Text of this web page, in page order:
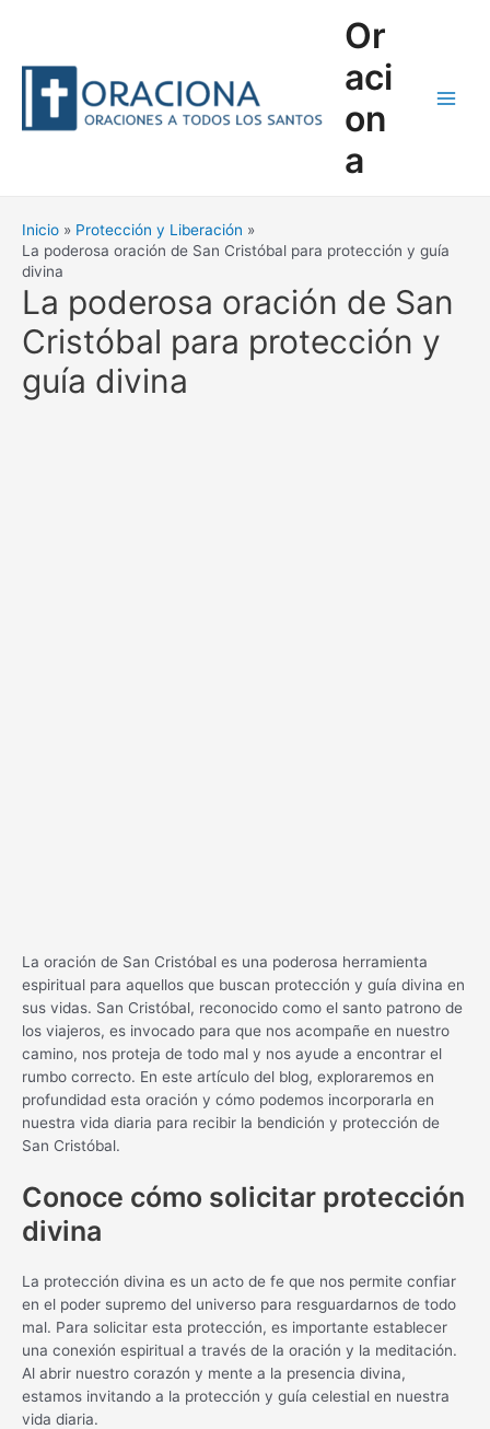
Or
aci
on
a
Inicio
Protección y Liberación
La poderosa oración de San Cristóbal para protección y guía
divina
La poderosa oración de San
Cristóbal para protección y
guía divina
La oración de San Cristóbal es una poderosa herramienta
espiritual para aquellos que buscan protección y guía divina en
sus vidas. San Cristóbal, reconocido como el santo patrono de
los viajeros, es invocado para que nos acompañe en nuestro
camino, nos proteja de todo mal y nos ayude a encontrar el
rumbo correcto. En este artículo del blog, exploraremos en
profundidad esta oración y cómo podemos incorporarla en
nuestra vida diaria para recibir la bendición y protección de
San Cristóbal.
Conoce cómo solicitar protección
divina
La protección divina es un acto de fe que nos permite confiar
en el poder supremo del universo para resguardarnos de todo
mal. Para solicitar esta protección, es importante establecer
una conexión espiritual a través de la oración y la meditación.
Al abrir nuestro corazón y mente a la presencia divina,
estamos invitando a la protección y guía celestial en nuestra
vida diaria.